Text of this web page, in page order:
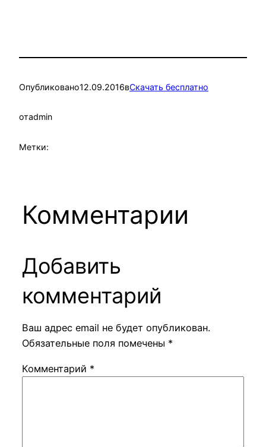
Опубликовано12.09.2016вСкачать бесплатно
отadmin
Метки:
Комментарии
Добавить
комментарий
Ваш адрес email не будет опубликован.
Обязательные поля помечены *
Комментарий *